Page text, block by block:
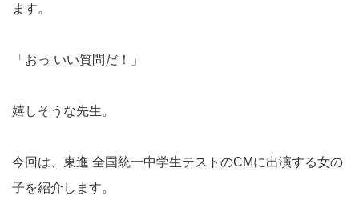
ます。
「おっ いい質問だ！」
嬉しそうな先生。
今回は、東進 全国統一中学生テストのCMに出演する女の
子を紹介します。